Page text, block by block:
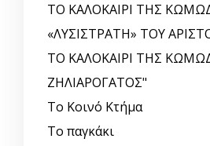
ΤΟ ΚΑΛΟΚΑΙΡΙ ΤΗΣ
«ΛΥΣΙΣΤΡΑΤΗ» ΤΟΥ
ΤΟ ΚΑΛΟΚΑΙΡΙ ΤΗΣ
ΖΗΛΙΑΡΟΓΑΤΟΣ"
Το Κοινό Κτήμα
Το παγκάκι